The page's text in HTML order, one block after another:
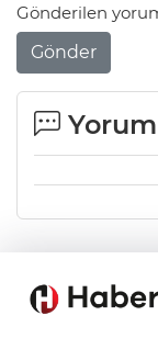
Gönderilen
Gönder